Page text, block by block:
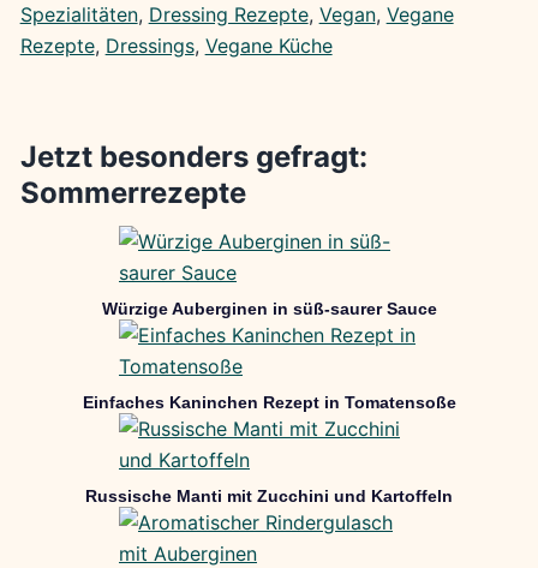
Spezialitäten, Dressing Rezepte, Vegan, Vegane
Rezepte, Dressings, Vegane Küche
Jetzt besonders gefragt:
Sommerrezepte
Würzige Auberginen in süß-saurer Sauce
Einfaches Kaninchen Rezept in Tomatensoße
Russische Manti mit Zucchini und Kartoffeln